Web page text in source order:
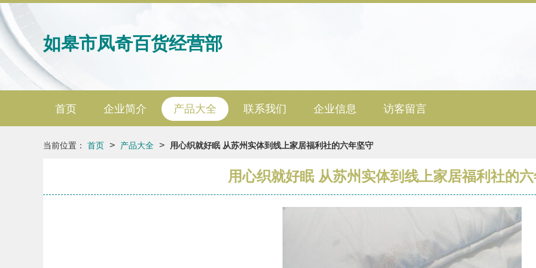
如皋市凤奇百货经营部
首页 企业简介 产品大全 联系我们 企业信息 访客留言
当前位置： 首页 > 产品大全 > 用心织就好眠 从苏州实体到线上家居福利社的六年坚守
用心织就好眠 从苏州实体到线上家居福利社的